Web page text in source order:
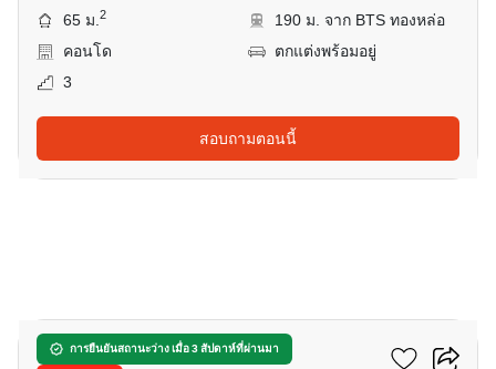
65 ม.2
190 ม. จาก BTS ทองหล่อ
คอนโด
ตกแต่งพร้อมอยู่
3
สอบถามตอนนี้
การยืนยันสถานะว่าง เมื่อ 3 สัปดาห์ที่ผ่านมา
อัลติจูด ดีไฟน์